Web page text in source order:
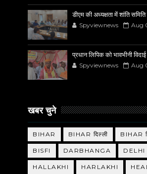
डीएम की अध्यक्षता में शांति
Spyviewnews Aug
प्रधान लिपिक को भावभीनी विदाई
Spyviewnews Aug
खबर चुने
BIHAR BIHAR दिल्ली BIHAR
BISFI DARBHANGA DELHI
HALLAKHI HARLAKHI